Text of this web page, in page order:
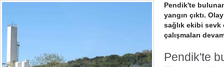
Pendik'te
yangın çıktı.
sağlık ekibi sevk
çalışmaları
Pendik'te